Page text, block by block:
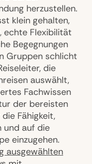
herzustellen.
klein gehalten,
echte Flexibilität
Begegnungen
Gruppen schlicht
die
auswählt,
Fachwissen
der bereisten
Fähigkeit,
und auf die
einzugehen.
ausgewählten